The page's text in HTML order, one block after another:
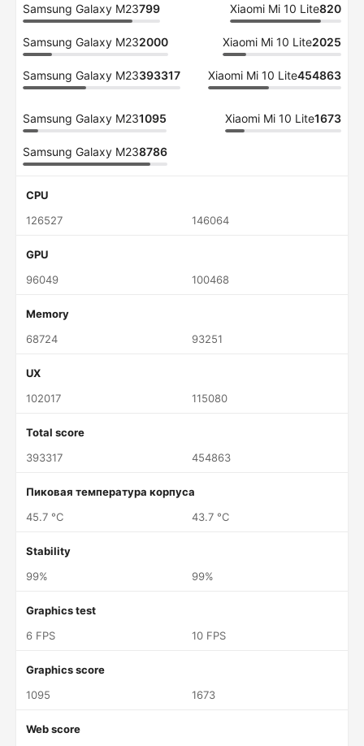
Samsung Galaxy M23799 Xiaomi Mi 10 Lite820
Samsung Galaxy M232000 Xiaomi Mi 10 Lite2025
Samsung Galaxy M23393317 Xiaomi Mi 10 Lite454863
Samsung Galaxy M231095 Xiaomi Mi 10 Lite1673
Samsung Galaxy M238786
CPU
126527
146064
GPU
96049
100468
Memory
68724
93251
UX
102017
115080
Total score
393317
454863
Пиковая температура корпуса
45.7 °C
43.7 °C
Stability
99%
99%
Graphics test
6 FPS
10 FPS
Graphics score
1095
1673
Web score